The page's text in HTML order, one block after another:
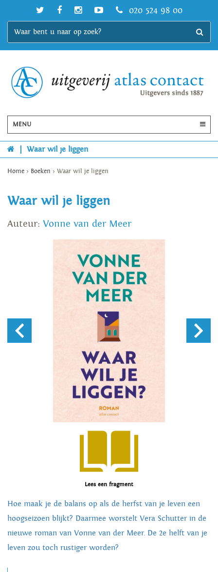
020 524 98 00
MENU
Waar wil je liggen
Home > Boeken > Waar wil je liggen
Waar wil je liggen
Auteur: Vonne van der Meer
Lees een fragment
Hoe maak je de balans op als de herfst van je leven een
hoogseizoen blijkt? Daarmee worstelt Vera Schutter in de
nieuwe roman van Vonne van der Meer. De 2e helft van je
leven zou toch rustiger worden?